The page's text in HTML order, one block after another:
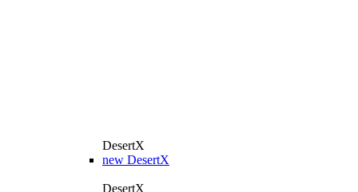
DesertX
new DesertX
DesertX